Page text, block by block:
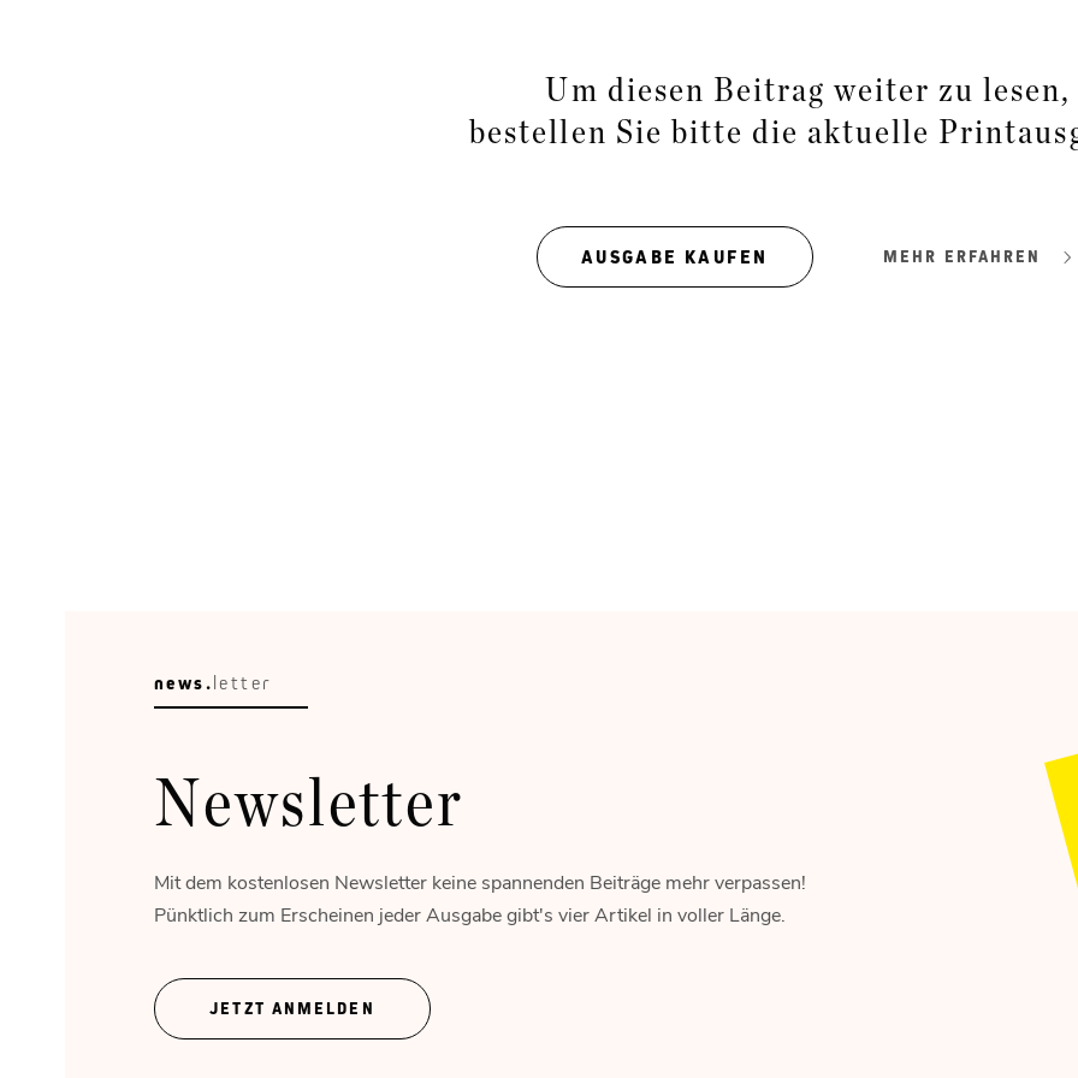
Um diesen Beitrag weiter zu lesen,
bestellen Sie bitte die aktuelle
AUSGABE KAUFEN MEHR ERFAHREN
news.letter
Newsletter
Mit dem kostenlosen Newsletter keine spannenden Beiträge mehr verpassen!
Pünktlich zum Erscheinen jeder Ausgabe gibt's vier Artikel in voller Länge.
JETZT ANMELDEN